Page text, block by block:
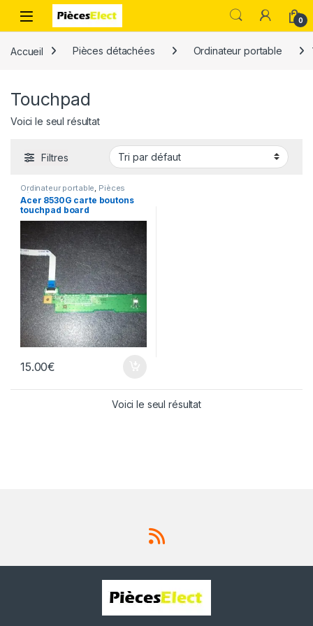
0
Accueil Pièces détachées Ordinateur portable
Touchpad
Voici le seul résultat
Filtres
Ordinateur portable Pièces
détachées, Touchpad
Acer 8530G carte boutons
touchpad board
48.4AJ02.021
15.00€
Voici le seul résultat